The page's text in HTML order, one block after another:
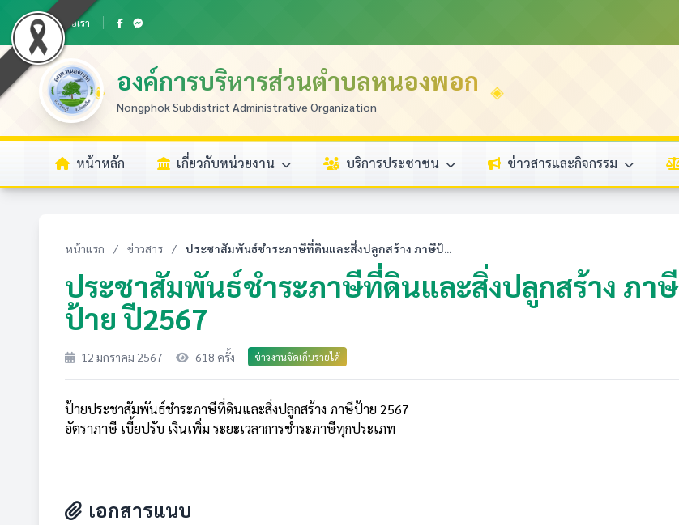
ติดต่อเรา
องค์การบริหารส่วนตำบลหนองพอก
Nongphok Subdistrict Administrative Organization
หน้าหลัก เกี่ยวกับหน่วยงาน บริการประชาชน ข่าวสารและกิจกรรม
หน้าแรก / ข่าวสาร / ประชาสัมพันธ์ชำระภาษีที่ดินและสิ่งปลูกสร้าง ภาษีป้...
ประชาสัมพันธ์ชำระภาษีที่ดินและสิ่งปลูกสร้าง ภาษี
ป้าย ปี2567
12 มกราคม 2567 618 ครั้ง ข่าวงานจัดเก็บรายได้
ป้ายประชาสัมพันธ์ชำระภาษีที่ดินและสิ่งปลูกสร้าง ภาษีป้าย 2567
อัตราภาษี เบี้ยปรับ เงินเพิ่ม ระยะเวลาการชำระภาษีทุกประเภท
เอกสารแนบ